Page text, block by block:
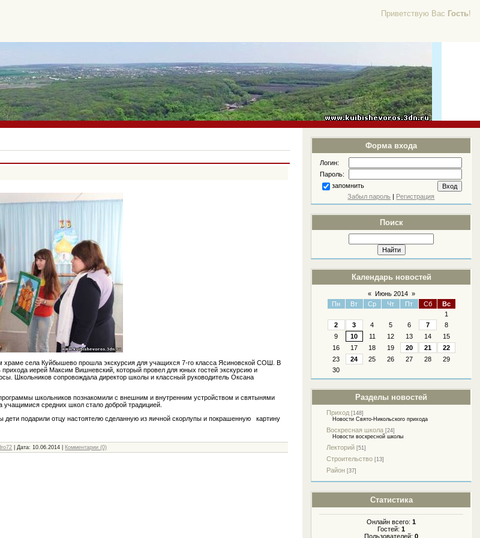
Приветствую Вас Гость!
Форма входа
Логин:
Пароль:
запомнить
Забыл пароль | Регистрация
Поиск
Календарь новостей
« Июнь 2014 »
Пн
Вт Ср Чт Пт Сб
Вс
1
2
3 4 5 6 7
8
9
10 11 12 13 14
15
16
17 18 19 20 21
22
23
24 25 26 27 28
29
30
Разделы новостей
Приход [148]
Новости Свято-Никольского прихода
Воскресная школа [24]
Новости воскресной школы
Лекторий [51]
Строительство [13]
Район [37]
Статистика
Онлайн всего:1
Гостей:1
Пользователей:0
храме села Куйбышево прошла экскурсия для учащихся 7-го класса Ясиновской СОШ. В
иерей Максим Вишневский, который провел для юных гостей экскурсию и
Школьников сопровождала директор школы и классный руководитель Оксана
школьников познакомили с внешним и внутренним устройством и святынями
средних школ стало доброй традицией.
дети подарили отцу настоятелю сделанную из яичной скорлупы и покрашенную картину
| Дата:10.06.2014 Комментарии (0)